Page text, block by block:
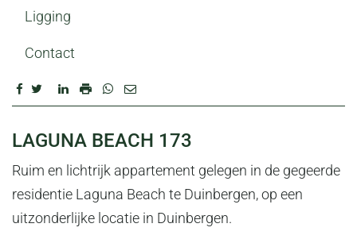
Ligging
Contact
OMSCHRIJVING
LAGUNA BEACH 173
Ruim en lichtrijk appartement gelegen in de gegeerde
residentie Laguna Beach te Duinbergen, op een
uitzonderlijke locatie in Duinbergen.